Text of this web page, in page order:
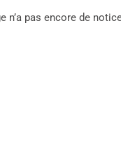
n’a pas encore de